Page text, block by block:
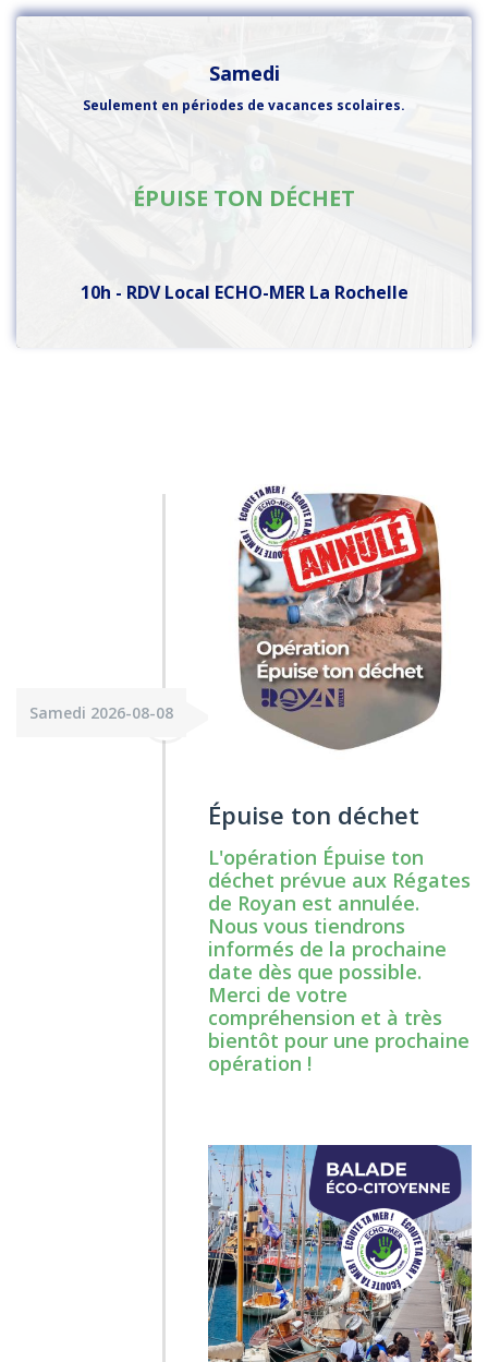
Samedi
Seulement en périodes de vacances scolaires.
ÉPUISE TON DÉCHET
10h - RDV Local ECHO-MER La Rochelle
Samedi 2026-08-08
Épuise ton déchet
L'opération Épuise ton
déchet prévue aux Régates
de Royan est annulée.
Nous vous tiendrons
informés de la prochaine
date dès que possible.
Merci de votre
compréhension et à très
bientôt pour une prochaine
opération !